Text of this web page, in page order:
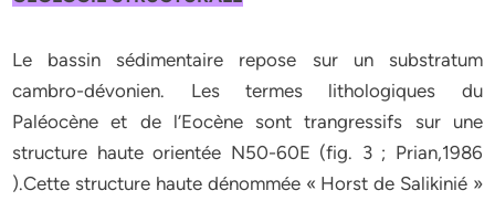
Le bassin sédimentaire repose sur un substratum
cambro-dévonien. Les termes lithologiques du
Paléocène et de l’Eocène sont trangressifs sur une
structure haute orientée N50-60E (fig. 3 ; Prian,1986
).Cette structure haute dénommée « Horst de Salikinié »